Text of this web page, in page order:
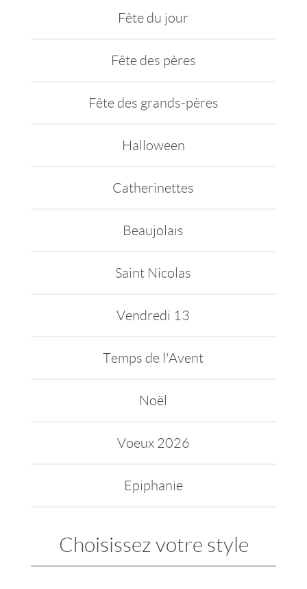
Fête du jour
Fête des pères
Fête des grands-pères
Halloween
Catherinettes
Beaujolais
Saint Nicolas
Vendredi 13
Temps de l'Avent
Noël
Voeux 2026
Epiphanie
Choisissez votre style